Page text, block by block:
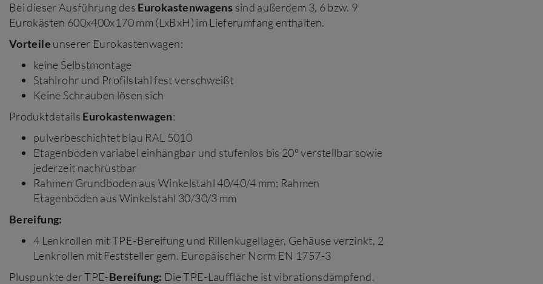
Bei dieser Ausführung des Eurokastenwagens sind außerdem 3, 6 bzw. 9
Eurokästen 600x400x170 mm (LxBxH) im Lieferumfang enthalten.
Vorteile unserer Eurokastenwagen:
keine Selbstmontage
Stahlrohr und Profilstahl fest verschweißt
Keine Schrauben lösen sich
Produktdetails Eurokastenwagen:
pulverbeschichtet blau RAL 5010
Etagenböden variabel einhängbar und stufenlos bis 20° verstellbar sowie
jederzeit nachrüstbar
Rahmen Grundboden aus Winkelstahl 40/40/4 mm; Rahmen
Etagenböden aus Winkelstahl 30/30/3 mm
Bereifung:
4 Lenkrollen mit TPE-Bereifung und Rillenkugellager, Gehäuse verzinkt, 2
Lenkrollen mit Feststeller gem. Europäischer Norm EN 1757-3
Pluspunkte der TPE-Bereifung: Die TPE-Lauffläche ist vibrationsdämpfend.